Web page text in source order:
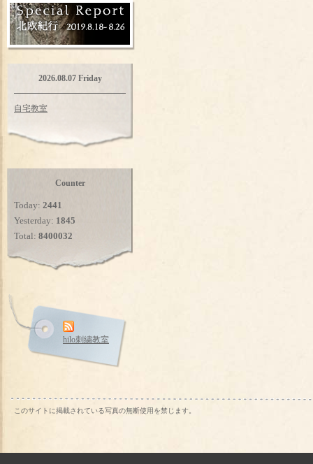
2026.08.07 Friday
自宅教室
Counter
Today: 2441
Yesterday: 1845
Total: 8400032
hilo刺繍教室
このサイトに掲載されている写真の無断使用を禁じます。